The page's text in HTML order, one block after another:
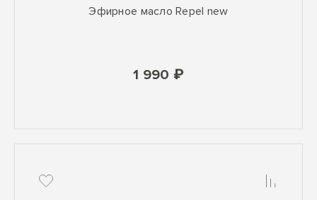
Эфирное масло Repel new
1 990 ₽